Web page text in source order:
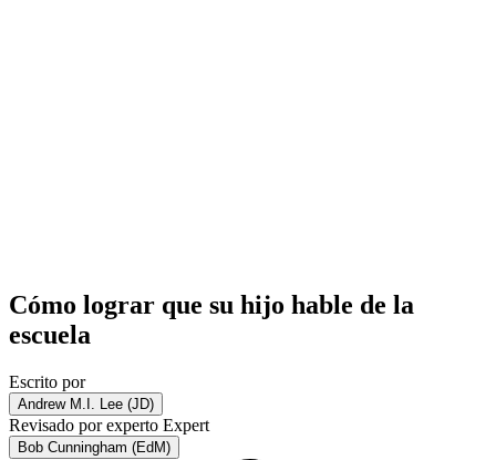
Cómo lograr que su hijo hable de la
escuela
Escrito por
Andrew M.I. Lee (JD)
Revisado por experto Expert
Bob Cunningham (EdM)